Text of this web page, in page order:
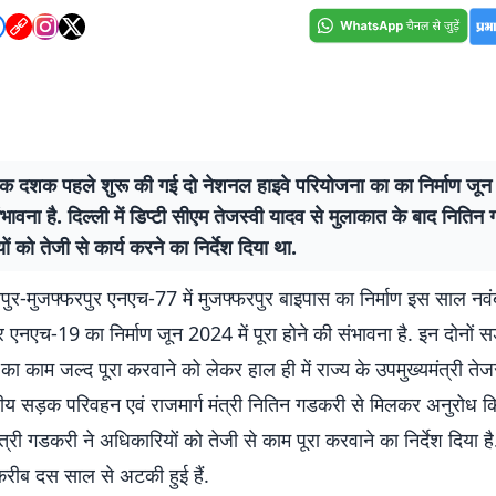
दशक पहले शुरू की गई दो नेशनल हाइवे परियोजना का का निर्माण
है. दिल्ली में डिप्टी सीएम तेजस्वी यादव से मुलाकात के बाद नितिन
को तेजी से कार्य करने का निर्देश दिया था.
मुजफ्फरपुर एनएच-77 में मुजफ्फरपुर बाइपास का निर्माण इस साल
एनएच-19 का निर्माण जून 2024 में पूरा होने की संभावना है. इन दोनों
काम जल्द पूरा करवाने को लेकर हाल ही में राज्य के उपमुख्यमंत्री
सड़क परिवहन एवं राजमार्ग मंत्री नितिन गडकरी से मिलकर अनुरोध
गडकरी ने अधिकारियों को तेजी से काम पूरा करवाने का निर्देश दिया
दस साल से अटकी हुई हैं.